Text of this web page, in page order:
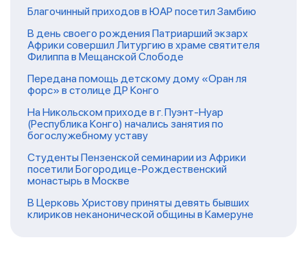
Благочинный приходов в ЮАР посетил Замбию
В день своего рождения Патриарший экзарх
Африки совершил Литургию в храме святителя
Филиппа в Мещанской Слободе
Передана помощь детскому дому «Оран ля
форс» в столице ДР Конго
На Никольском приходе в г. Пуэнт-Нуар
(Республика Конго) начались занятия по
богослужебному уставу
Студенты Пензенской семинарии из Африки
посетили Богородице-Рождественский
монастырь в Москве
В Церковь Христову приняты девять бывших
клириков неканонической общины в Камеруне